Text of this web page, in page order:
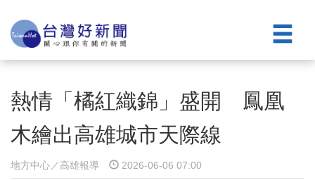
熱情「橘紅織錦」盛開 鳳凰
木繪出高雄城市天際線
地方中心／高雄報導 2026-06-06 07:00